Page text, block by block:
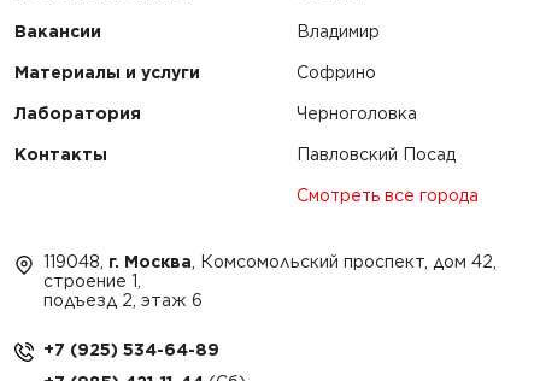
Вакансии
Материалы и услуги
Лаборатория
Контакты
Владимир
Софрино
Черноголовка
Павловский Посад
Смотреть все города
119048, г. Москва , Комсомольский проспект, дом 42,
строение 1,
подъезд 2, этаж 6
+7 (925) 534-64-89